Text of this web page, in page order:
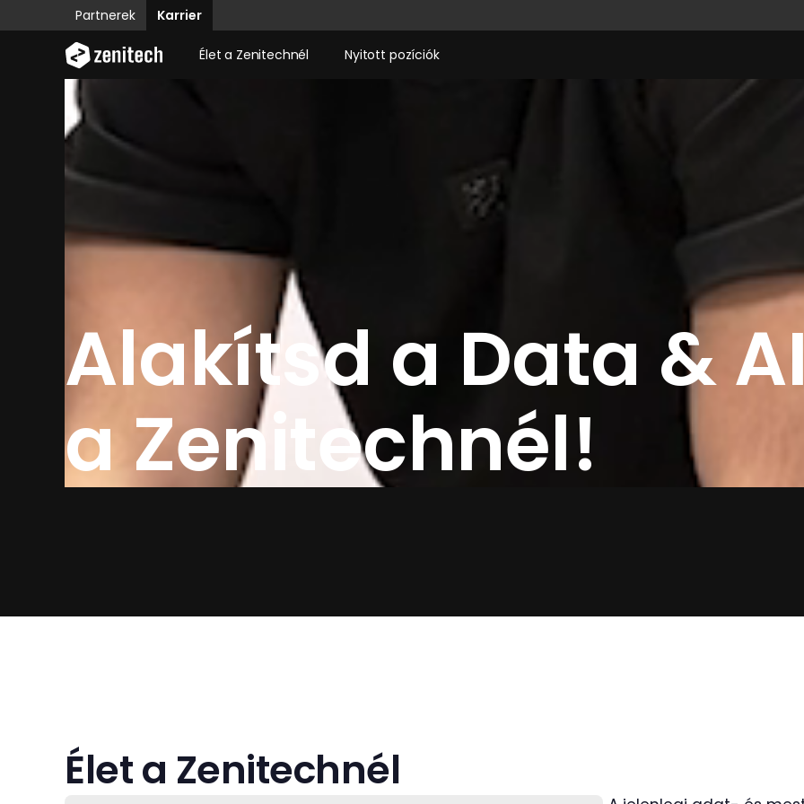
Partnerek Karrier
Élet a Zenitechnél Nyitott pozíciók
Alakítsd a Data &
a Zenitechnél!
Élet a Zenitechnél